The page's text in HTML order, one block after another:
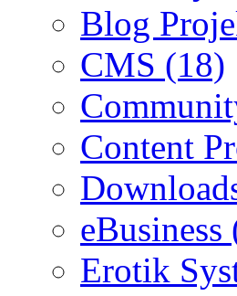
Blog
CMS (18)
Content
eBusiness
Erotik